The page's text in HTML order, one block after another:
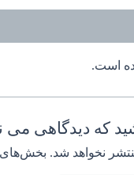
است.
که دیدگاهی می
نخواهد شد. بخش‌های